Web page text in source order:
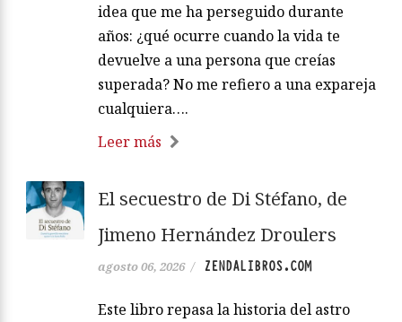
idea que me ha perseguido durante
años: ¿qué ocurre cuando la vida te
devuelve a una persona que creías
superada? No me refiero a una expareja
cualquiera….
Leer más
El secuestro de Di Stéfano, de
Jimeno Hernández Droulers
agosto 06, 2026 / ZENDALIBROS.COM
Este libro repasa la historia del astro